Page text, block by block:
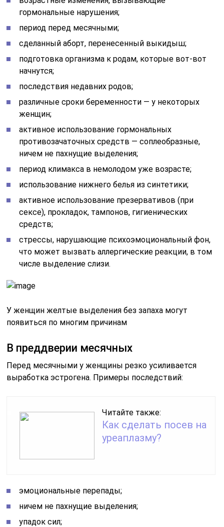
гормональные нарушения;
период перед месячными;
сделанный аборт, перенесенный выкидыш;
подготовка организма к родам, которые вот-вот
начнутся;
последствия недавних родов;
различные сроки беременности — у некоторых
женщин;
активное использование гормональных
противозачаточных средств — соплеобразные,
ничем не пахнущие выделения;
период климакса в немолодом уже возрасте;
использование нижнего белья из синтетики;
активное использование презервативов (при
сексе), прокладок, тампонов, гигиенических
средств;
стрессы, нарушающие психоэмоциональный фон,
что может вызвать аллергические реакции, в том
числе выделение слизи.
У женщин желтые выделения без запаха могут
появиться по многим причинам
В преддверии месячных
Перед месячными у женщины резко усиливается
выработка эстрогена. Примеры последствий:
Читайте также:
Как сделать посев на
уреаплазму?
эмоциональные перепады;
ничем не пахнущие выделения;
упадок сил;